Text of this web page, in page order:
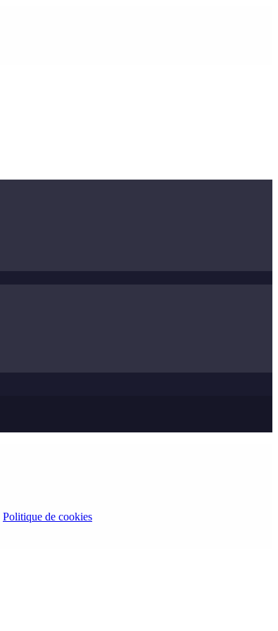
Politique de cookies